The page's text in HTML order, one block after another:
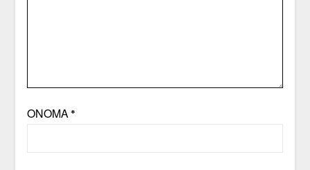
ΌΝΟΜΑ *